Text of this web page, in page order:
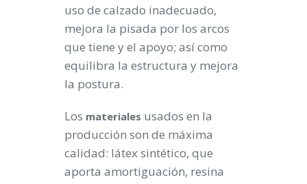
uso de calzado inadecuado,
mejora la pisada por los arcos
que tiene y el apoyo; así como
equilibra la estructura y mejora
la postura.
Los materiales usados en la
producción son de máxima
calidad: látex sintético, que
aporta amortiguación, resina